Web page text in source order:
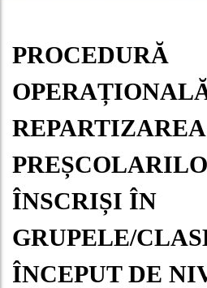
PROCEDURĂ
REPARTIZAREA
ÎNSCRIȘI ÎN
GRUPELE/
ÎNCEPUT DE